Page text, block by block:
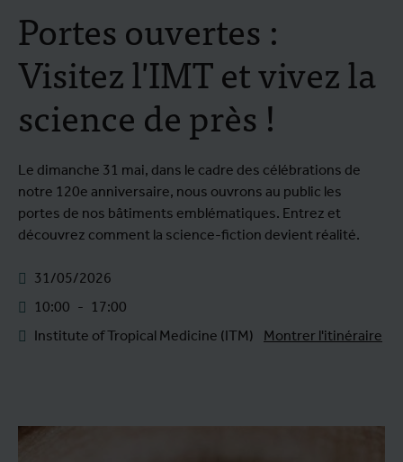
Portes ouvertes :
Visitez l'IMT et vivez la
science de près !
Le dimanche 31 mai, dans le cadre des célébrations de
notre 120e anniversaire, nous ouvrons au public les
portes de nos bâtiments emblématiques. Entrez et
découvrez comment la science-fiction devient réalité.
31/05/2026
10:00 - 17:00
Institute of Tropical Medicine (ITM)
Montrer l'itinéraire